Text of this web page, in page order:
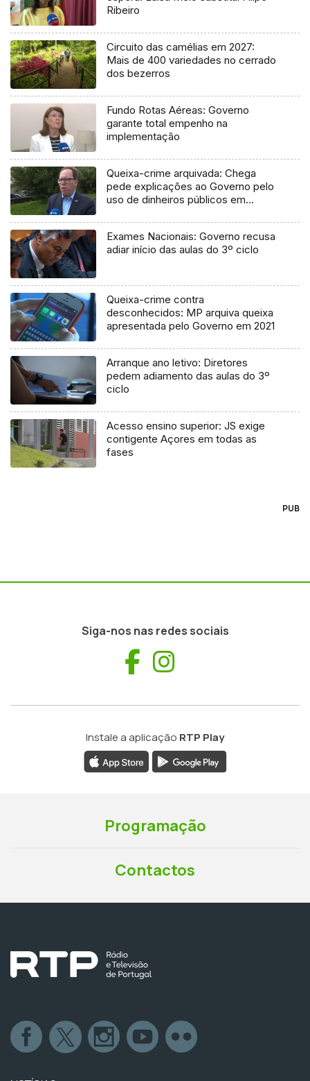
Ribeiro
Circuito das camélias em 2027:
Mais de 400 variedades no cerrado
dos bezerros
Fundo Rotas Aéreas: Governo
garante total empenho na
implementação
Queixa-crime arquivada: Chega
pede explicações ao Governo pelo
uso de dinheiros públicos em
Exames Nacionais: Governo recusa
adiar início das aulas do 3º ciclo
Queixa-crime contra
desconhecidos: MP arquiva queixa
apresentada pelo Governo em 2021
Arranque ano letivo: Diretores
pedem adiamento das aulas do 3º
ciclo
Acesso ensino superior: JS exige
contigente Açores em todas as
fases
PUB
Siga-nos nas redes sociais
Facebook
Instale a aplicação RTP Play
Programação
Contactos